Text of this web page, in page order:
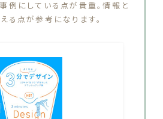
例にしている点が貴重。情報と
る点が参考になります。